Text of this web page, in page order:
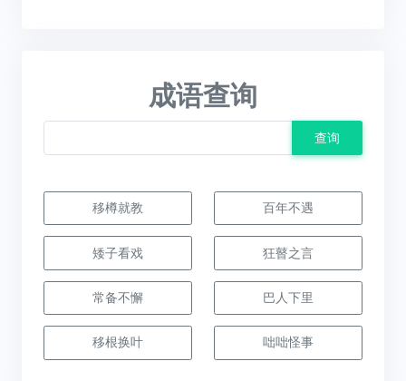
成语查询
查询
移樽就教 百年不遇
矮子看戏 狂瞽之言
常备不懈 巴人下里
移根换叶 咄咄怪事